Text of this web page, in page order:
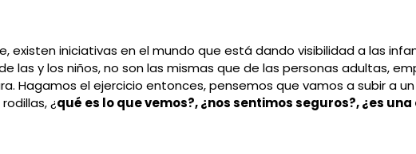
existen iniciativas en el mundo que está dando visibilidad a las
las y los niños, no son las mismas que de las personas adultas,
Hagamos el ejercicio entonces, pensemos que vamos a subir a
¿qué es lo que vemos?, ¿nos sentimos seguros?, ¿es